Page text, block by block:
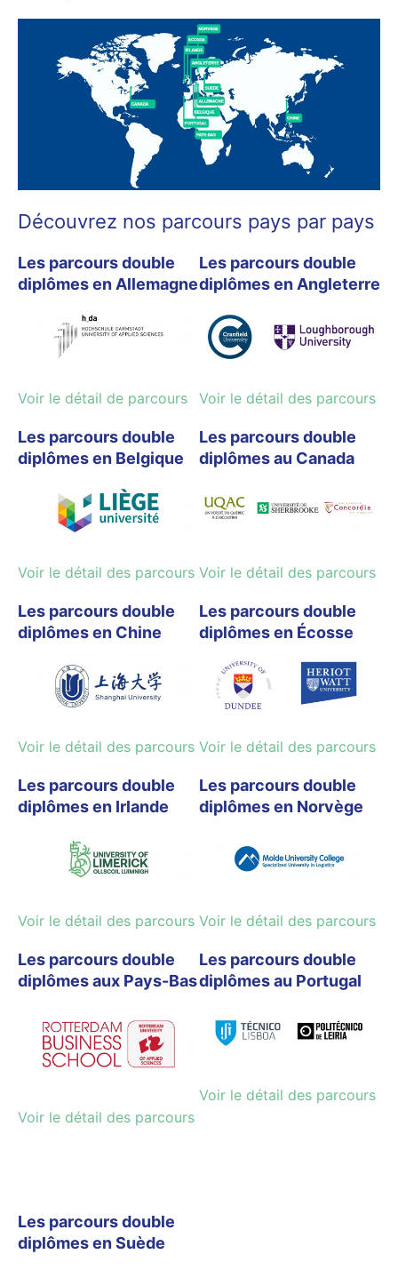
Découvrez nos parcours pays par pays
Les parcours double
diplômes en Allemagne
Voir le détail de parcours
Les parcours double
diplômes en Angleterre
Voir le détail des parcours
Les parcours double
diplômes en Belgique
Voir le détail des parcours
Les parcours double
diplômes au Canada
Voir le détail des parcours
Les parcours double
diplômes en Chine
Voir le détail des parcours
Les parcours double
diplômes en Écosse
Voir le détail des parcours
Les parcours double
diplômes en Irlande
Voir le détail des parcours
Les parcours double
diplômes en Norvège
Voir le détail des parcours
Les parcours double
diplômes aux Pays-Bas
Voir le détail des parcours
Les parcours double
diplômes au Portugal
Voir le détail des parcours
Les parcours double
diplômes en Suède